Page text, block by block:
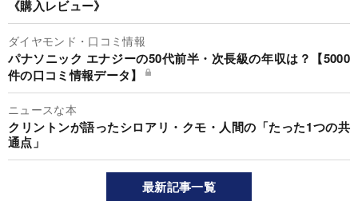
《購入レビュー》
ダイヤモンド・口コミ情報
パナソニック エナジーの50代前半・次長級の年収は？【5000
件の口コミ情報データ】
ニュースな本
クリントンが語ったシロアリ・クモ・人間の「たった1つの共
通点」
最新記事一覧